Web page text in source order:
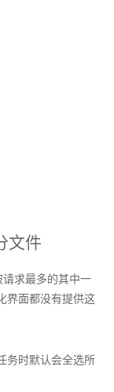
文件
求最多的其中一
界面都没有提供这
务时默认会全选所